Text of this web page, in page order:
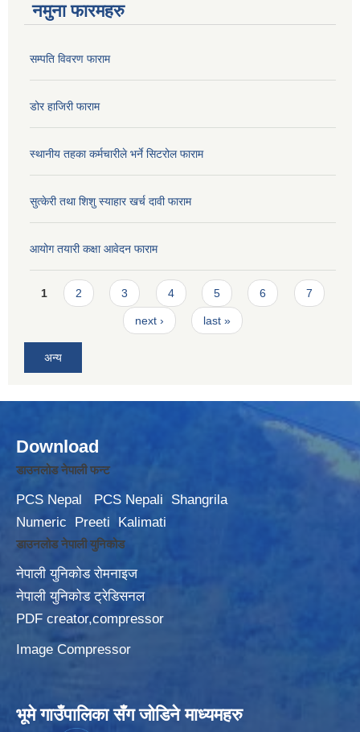
नमुना फारमहरु
सम्पति विवरण फाराम
डोर हाजिरी फाराम
स्थानीय तहका कर्मचारीले भर्ने सिटरोल फाराम
सुत्केरी तथा शिशु स्याहार खर्च दावी फाराम
आयोग तयारी कक्षा आवेदन फाराम
Pages
1 2 3 4 5 6 7
next › last »
अन्य
Download
डाउनलोड नेपाली फन्ट
PCS Nepal PCS Nepali
Shangrila
Numeric
Preeti Kalimati
डाउनलोड नेपाली युनिकोड
नेपाली युनिकोड रोमनाइज
नेपाली युनिकोड ट्रेडिसनल
PDF creator,compressor
Image Compressor
भूमे गाउँपालिका सँग जोडिने माध्यमहरु